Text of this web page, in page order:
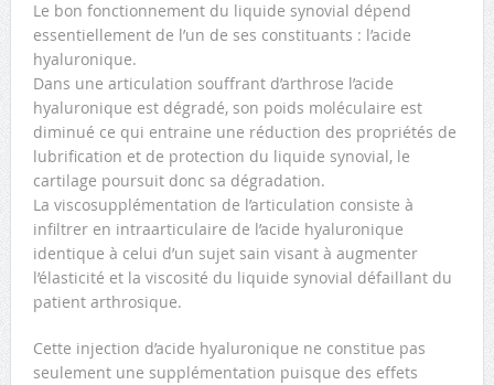
Le bon fonctionnement du liquide synovial dépend
essentiellement de l’un de ses constituants : l’acide
hyaluronique.
Dans une articulation souffrant d’arthrose l’acide
hyaluronique est dégradé, son poids moléculaire est
diminué ce qui entraine une réduction des propriétés de
lubrification et de protection du liquide synovial, le
cartilage poursuit donc sa dégradation.
La viscosupplémentation de l’articulation consiste à
infiltrer en intraarticulaire de l’acide hyaluronique
identique à celui d’un sujet sain visant à augmenter
l’élasticité et la viscosité du liquide synovial défaillant du
patient arthrosique.
Cette injection d’acide hyaluronique ne constitue pas
seulement une supplémentation puisque des effets